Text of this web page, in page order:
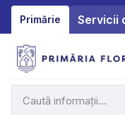
Primărie Servicii